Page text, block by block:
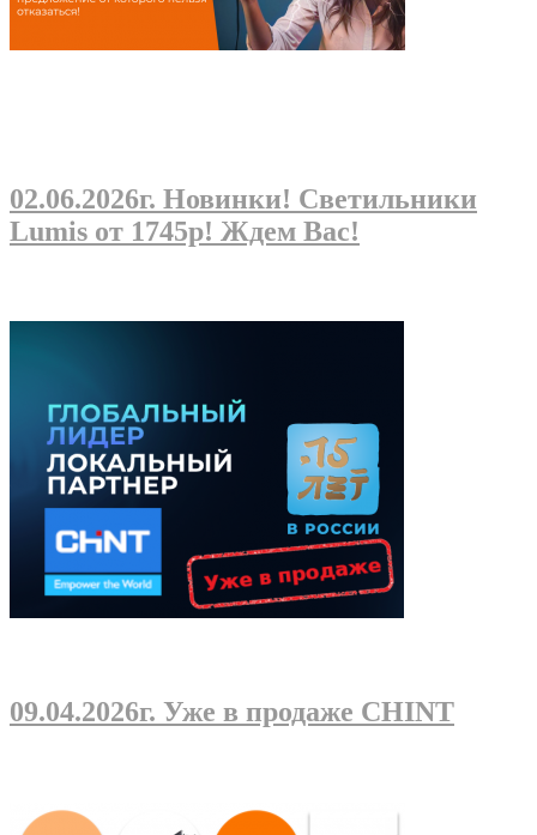
02.06.2026г. Новинки! Светильники
Lumis от 1745р! Ждем Вас!
09.04.2026г. Уже в продаже CHINT